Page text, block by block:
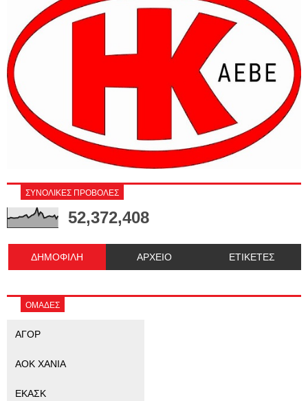
ΣΥΝΟΛΙΚΕΣ ΠΡΟΒΟΛΕΣ
52,372,408
ΔΗΜΟΦΙΛΗ ΑΡΧΕΙΟ ΕΤΙΚΕΤΕΣ
ΟΜΑΔΕΣ
ΑΓΟΡ
ΑΟΚ ΧΑΝΙΑ
ΕΚΑΣΚ